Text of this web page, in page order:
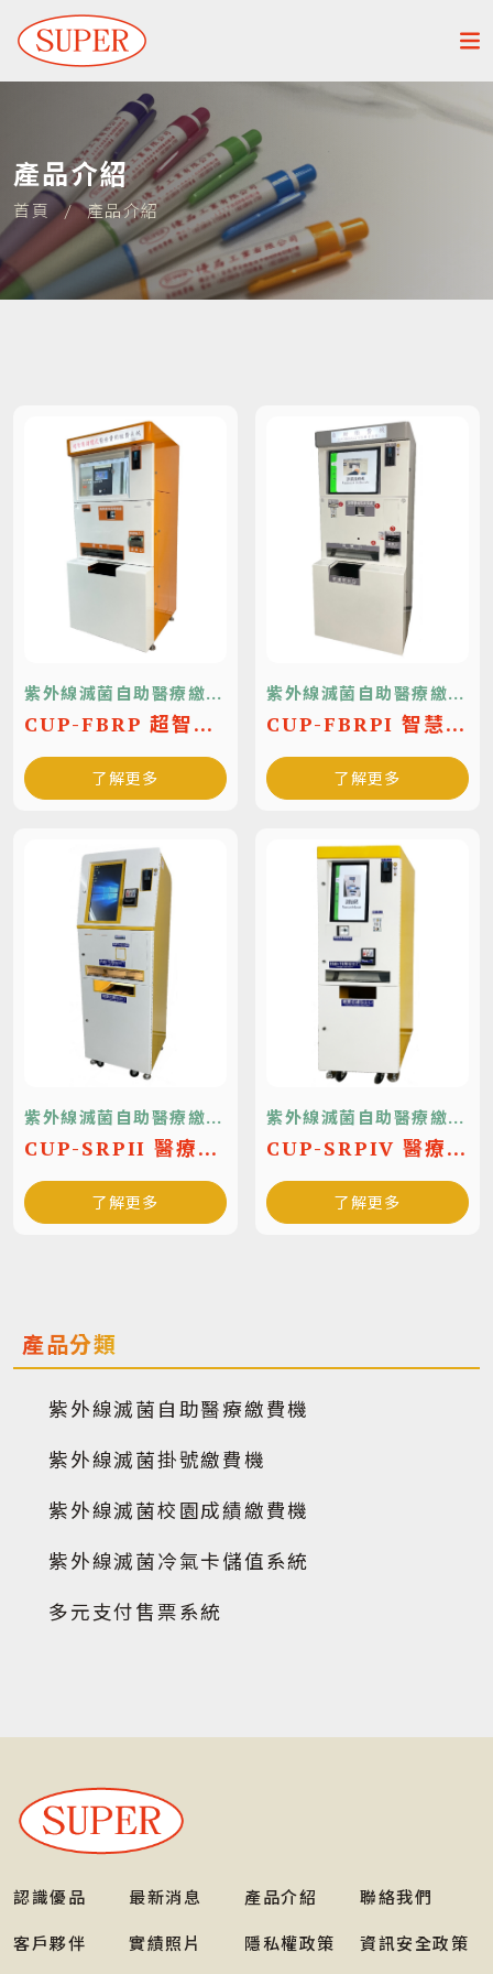
產品介紹
首頁 / 產品介紹
產品分類
紫外線滅菌自助醫療繳費機
紫外線滅菌掛號繳費機
紫外線滅菌校園成績繳費機
紫外線滅菌冷氣卡儲值系統
多元支付售票系統
紫外線滅菌自助醫療繳費
機
CUP-FBRP 超智慧
循環式醫療費用繳費
系統
了解更多
紫外線滅菌自助醫療繳費
機
CUP-FBRPI 智慧循
環式醫療費用繳費系
統
了解更多
紫外線滅菌自助醫療繳費
機
CUP-SRPII 醫療費
用繳費系統
了解更多
紫外線滅菌自助醫療繳費
機
CUP-SRPIV 醫療費
用繳費系統
了解更多
認識優品 最新消息 產品介紹 聯絡我們
客戶夥伴 實績照片 隱私權政策 資訊安全政策